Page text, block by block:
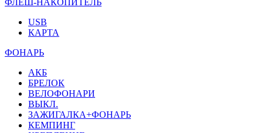
ФЛЕШ-НАКОПИТЕЛЬ
USB
КАРТА
ФОНАРЬ
АКБ
БРЕЛОК
ВЕЛОФОНАРИ
ВЫКЛ.
ЗАЖИГАЛКА+ФОНАРЬ
КЕМПИНГ